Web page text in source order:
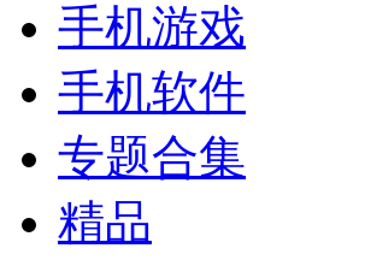
手机游戏
手机软件
专题合集
精品